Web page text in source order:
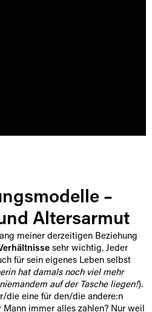
–
Altersarmut
meiner derzeitigen Beziehung
sehr wichtig. Jeder
für sein eigenes Leben selbst
hat damals noch viel mehr
auf der Tasche liegen!).
die eine für den/die andere:n
immer alles zahlen? Nur weil